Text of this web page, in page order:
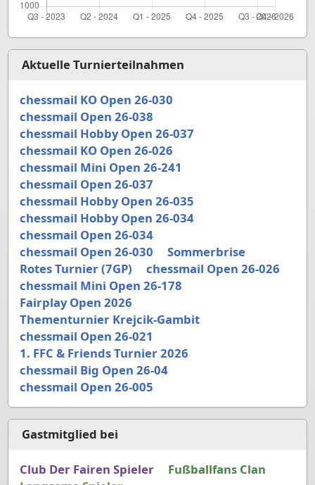
Aktuelle Turnierteilnahmen
chessmail KO Open 26-030
chessmail Open 26-038
chessmail Hobby Open 26-037
chessmail KO Open 26-026
chessmail Mini Open 26-241
chessmail Open 26-037
chessmail Hobby Open 26-035
chessmail Hobby Open 26-034
chessmail Open 26-034
chessmail Open 26-030
Sommerbrise
Rotes Turnier (7GP)
chessmail Open 26-026
chessmail Mini Open 26-178
Fairplay Open 2026
Thementurnier Krejcik-Gambit
chessmail Open 26-021
1. FFC & Friends Turnier 2026
chessmail Big Open 26-04
chessmail Open 26-005
Gastmitglied bei
Club Der Fairen Spieler
Fußballfans Clan